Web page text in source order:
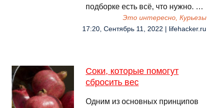
подборке есть всё, что нужно. …
Это интересно, Курьезы
17:20, Сентябрь 11, 2022 | lifehacker.ru
Соки, которые помогут
сбросить вес
Одним из основных принципов